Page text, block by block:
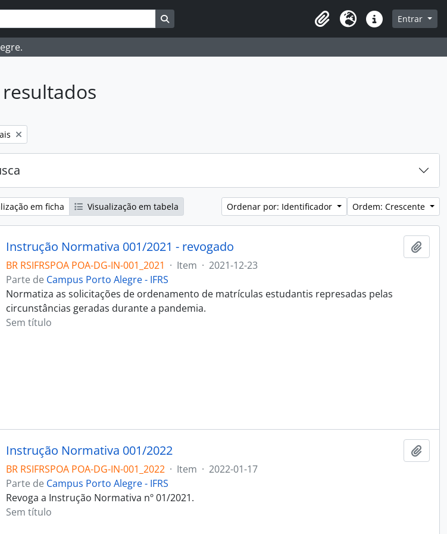
Busque na página de navegação
Idioma Atalhos Entrar
em ficha Visualização em tabela Ordenar por: Identificador Ordem: Crescente
Instrução Normativa 001/2021 - revogado
BR RSIFRSPOA POA-DG-IN-001_2021 · Item · 2021-12-23
Parte de Campus Porto Alegre - IFRS
Normatiza as solicitações de ordenamento de matrículas estudantis represadas pelas
circunstâncias geradas durante a pandemia.
Sem título
Instrução Normativa 001/2022
BR RSIFRSPOA POA-DG-IN-001_2022 · Item · 2022-01-17
Parte de Campus Porto Alegre - IFRS
Revoga a Instrução Normativa nº 01/2021.
Sem título